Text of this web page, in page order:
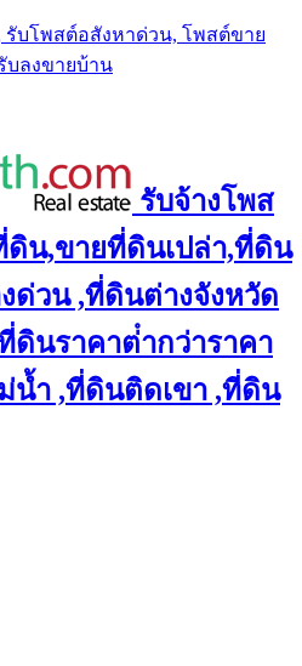
บโพสต์อสังหาด่วน, โพสต์ขาย
บลงขายบ้าน
รับจ้างโพส
ดิน,ขายที่ดินเปล่า,ที่ดิน
วน ,ที่ดินต่างจังหวัด
ดินราคาต่ํากว่าราคา
น้ำ ,ที่ดินติดเขา ,ที่ดิน